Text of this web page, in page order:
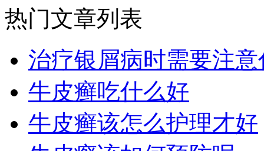
热门文章列表
治疗银屑病时需要注意
牛皮癣吃什么好
牛皮癣该怎么护理才好